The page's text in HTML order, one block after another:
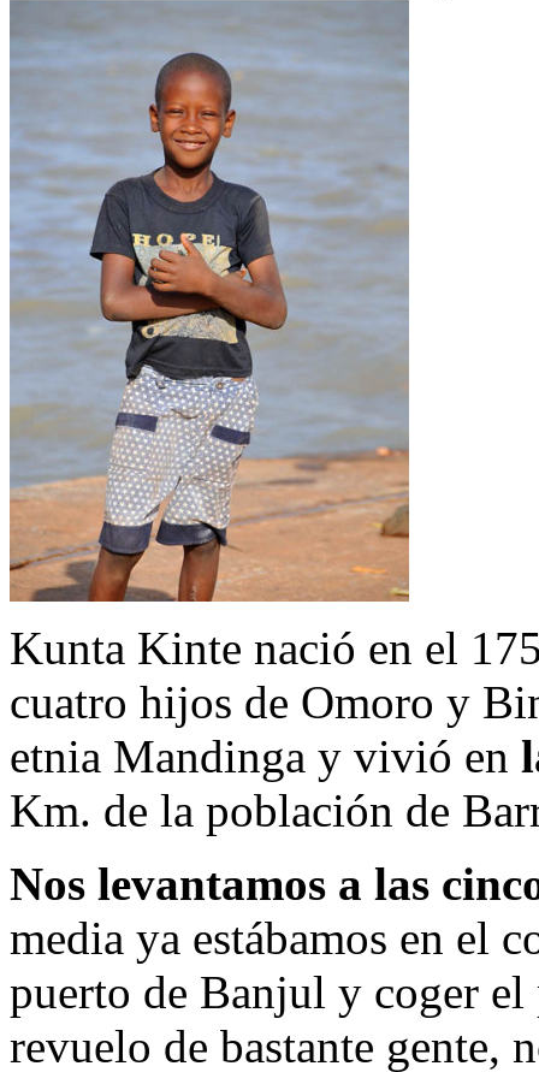
Kunta Kinte nació en el
cuatro hijos de Omoro y
etnia Mandinga y vivió en
Km. de la población de
Nos levantamos a las
media ya estábamos en el
puerto de Banjul y coger
revuelo de bastante gente,